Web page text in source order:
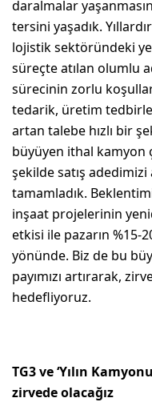
daralmalar
tersini yaşadık.
lojistik sektöründeki
süreçte atılan olumlu
sürecinin zorlu
tedarik, üretim
artan talebe hızlı bir
büyüyen ithal kamyon
şekilde satış adedimizi
tamamladık.
inşaat projelerinin
etkisi ile pazarın %15-
yönünde. Biz de bu
payımızı artırarak,
hedefliyoruz.
TG3 ve ‘Yılın
zirvede olacağız